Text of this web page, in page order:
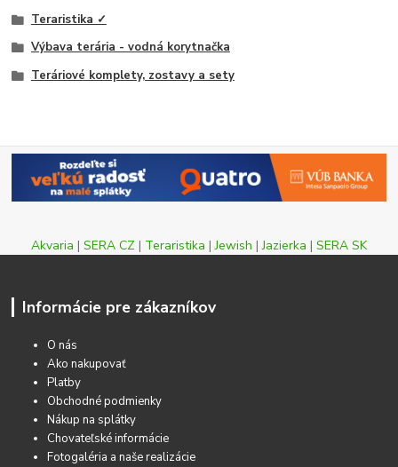
Teraristika ✓
Výbava terária - vodná korytnačka
Teráriové komplety, zostavy a sety
Akvaria | SERA CZ | Teraristika |Jewish |Jazierka | SERA SK
Informácie pre zákazníkov
O nás
Ako nakupovať
Platby
Obchodné podmienky
Nákup na splátky
Chovateľské informácie
Fotogaléria a naše realizácie